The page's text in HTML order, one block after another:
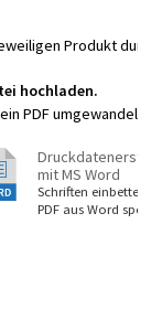
Produkt
hochladen.
PDF
mit MS Word
Schriften einbetten,
PDF aus Word